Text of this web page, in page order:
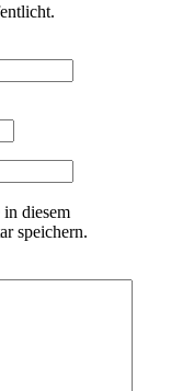
diesem
speichern.